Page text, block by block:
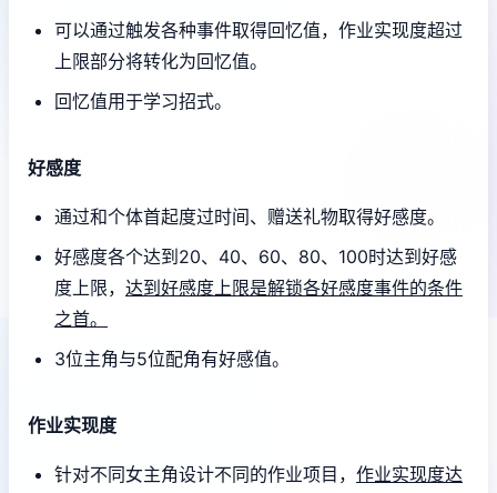
可以通过触发各种事件取得回忆值，作业实现度超过
上限部分将转化为回忆值。
回忆值用于学习招式。
好感度
通过和个体首起度过时间、赠送礼物取得好感度。
好感度各个达到20、40、60、80、100时达到好感
度上限， 达到好感度上限是解锁各好感度事件的条件
之首。
3位主角与5位配角有好感值。
作业实现度
针对不同女主角设计不同的作业项目， 作业实现度达